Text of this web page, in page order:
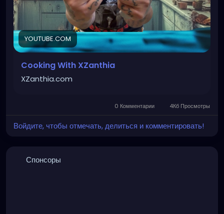
#HealthyRecipes#HealthyEating#CleanEating
#HealthyDesserts#HealthyBaking
YOUTUBE.COM
Cooking With XZanthia
XZanthia.com
0 Комментарии 4Кб Просмотры
Войдите, чтобы отмечать, делиться и комментировать!
Спонсоры